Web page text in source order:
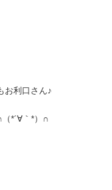
お利口さん♪
*´∀｀*）∩